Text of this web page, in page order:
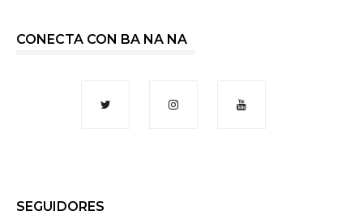
CONECTA CON BA NA NA
SEGUIDORES